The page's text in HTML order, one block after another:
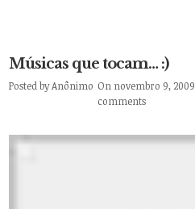
Músicas que tocam… :)
Posted byAnônimo On novembro 9, 2009
comments